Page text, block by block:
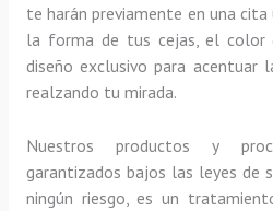
te harán previamente en una
la forma de tus cejas, el color
diseño exclusivo para acentuar
realzando tu mirada.
Nuestros productos y
garantizados bajos las leyes de
ningún riesgo, es un